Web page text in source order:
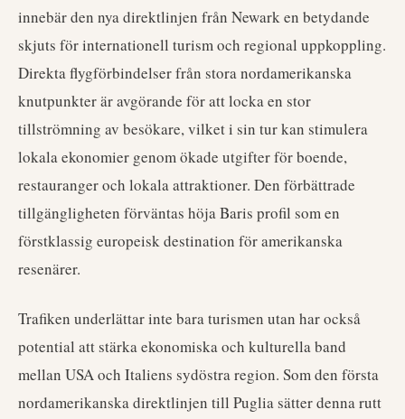
innebär den nya direktlinjen från Newark en betydande
skjuts för internationell turism och regional uppkoppling.
Direkta flygförbindelser från stora nordamerikanska
knutpunkter är avgörande för att locka en stor
tillströmning av besökare, vilket i sin tur kan stimulera
lokala ekonomier genom ökade utgifter för boende,
restauranger och lokala attraktioner. Den förbättrade
tillgängligheten förväntas höja Baris profil som en
förstklassig europeisk destination för amerikanska
resenärer.
Trafiken underlättar inte bara turismen utan har också
potential att stärka ekonomiska och kulturella band
mellan USA och Italiens sydöstra region. Som den första
nordamerikanska direktlinjen till Puglia sätter denna rutt